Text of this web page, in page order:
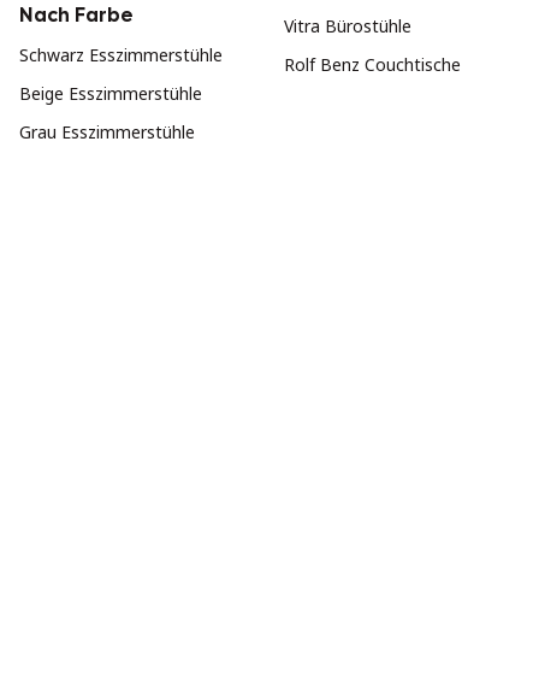
Nach Farbe
Schwarz Esszimmerstühle
Beige Esszimmerstühle
Grau Esszimmerstühle
Vitra Bürostühle
Rolf Benz Couchtische